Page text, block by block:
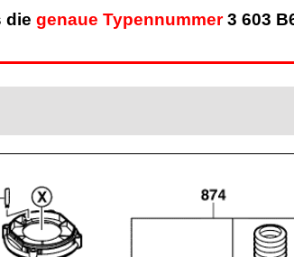
die genaue Typennummer3 603